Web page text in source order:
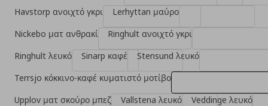
Havstorp ανοιχτό γκρι
Lerhyttan μαύρο
Nickebo ματ ανθρακί
Ringhult ανοιχτό γκρι
Ringhult λευκό
Sinarp καφέ
Stensund λευκό
Terrsjo κόκκινο-καφέ κυματιστό μοτίβο
Upplov ματ σκούρο μπεζ
Vallstena λευκό
Veddinge λευκό